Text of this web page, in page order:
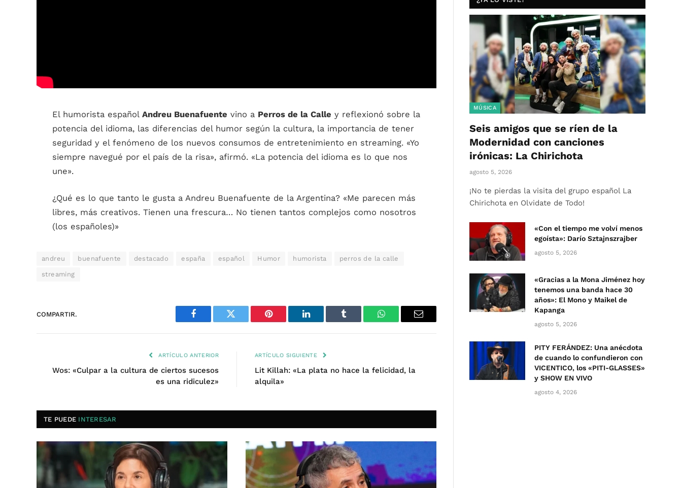
El humorista español Andreu Buenafuente vino a Perros de la Calle y reflexionó sobre la
potencia del idioma, las diferencias del humor según la cultura, la importancia de tener
seguridad y el fenómeno de los nuevos consumos de entretenimiento en streaming. «Yo
siempre navegué por el país de la risa», afirmó. «La potencia del idioma es lo que nos
une».
¿Qué es lo que tanto le gusta a Andreu Buenafuente de la Argentina? «Me parecen más
libres, más creativos. Tienen una frescura… No tienen tantos complejos como nosotros
(los españoles)»
andreu buenafuente destacado españa español Humor humorista perros de la calle
streaming
COMPARTIR.
Facebook Twitter Pinterest LinkedIn Tumblr WhatsAppEmail
ARTÍCULO ANTERIOR
Wos: «Culpar a la cultura de ciertos sucesos
es una ridiculez»
ARTÍCULO SIGUIENTE
Lit Killah: «La plata no hace la felicidad, la
alquila»
TE PUEDE INTERESAR
MÚSICA
Seis amigos que se ríen de la
Modernidad con canciones
irónicas: La Chirichota
agosto 5, 2026
¡No te pierdas la visita del grupo español La
Chirichota en Olvidate de Todo!
«Con el tiempo me volví menos
egoísta»: Darío Sztajnszrajber
agosto 5, 2026
«Gracias a la Mona Jiménez hoy
tenemos una banda hace 30
años»: El Mono y Maikel de
Kapanga
agosto 5, 2026
PITY FERÁNDEZ: Una anécdota
de cuando lo confundieron con
VICENTICO, los «PITI-GLASSES»
y SHOW EN VIVO
agosto 4, 2026